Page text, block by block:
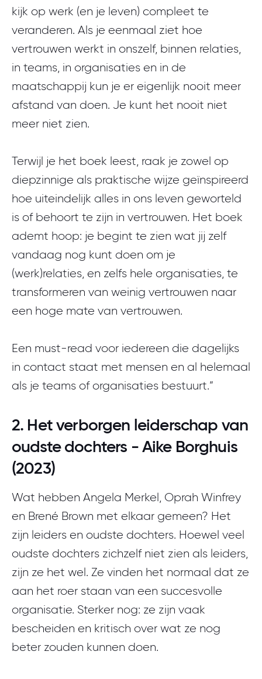
kijk op werk (en je leven) compleet te
veranderen. Als je eenmaal ziet hoe
vertrouwen werkt in onszelf, binnen relaties,
in teams, in organisaties en in de
maatschappij kun je er eigenlijk nooit meer
afstand van doen. Je kunt het nooit niet
meer niet zien.
Terwijl je het boek leest, raak je zowel op
diepzinnige als praktische wijze geïnspireerd
hoe uiteindelijk alles in ons leven geworteld
is of behoort te zijn in vertrouwen. Het boek
ademt hoop: je begint te zien wat jij zelf
vandaag nog kunt doen om je
(werk)relaties, en zelfs hele organisaties, te
transformeren van weinig vertrouwen naar
een hoge mate van vertrouwen.
Een must-read voor iedereen die dagelijks
in contact staat met mensen en al helemaal
als je teams of organisaties bestuurt.”
2. Het verborgen leiderschap van
oudste dochters - Aike Borghuis
(2023)
Wat hebben Angela Merkel, Oprah Winfrey
en Brené Brown met elkaar gemeen? Het
zijn leiders en oudste dochters. Hoewel veel
oudste dochters zichzelf niet zien als leiders,
zijn ze het wel. Ze vinden het normaal dat ze
aan het roer staan van een succesvolle
organisatie. Sterker nog: ze zijn vaak
bescheiden en kritisch over wat ze nog
beter zouden kunnen doen.